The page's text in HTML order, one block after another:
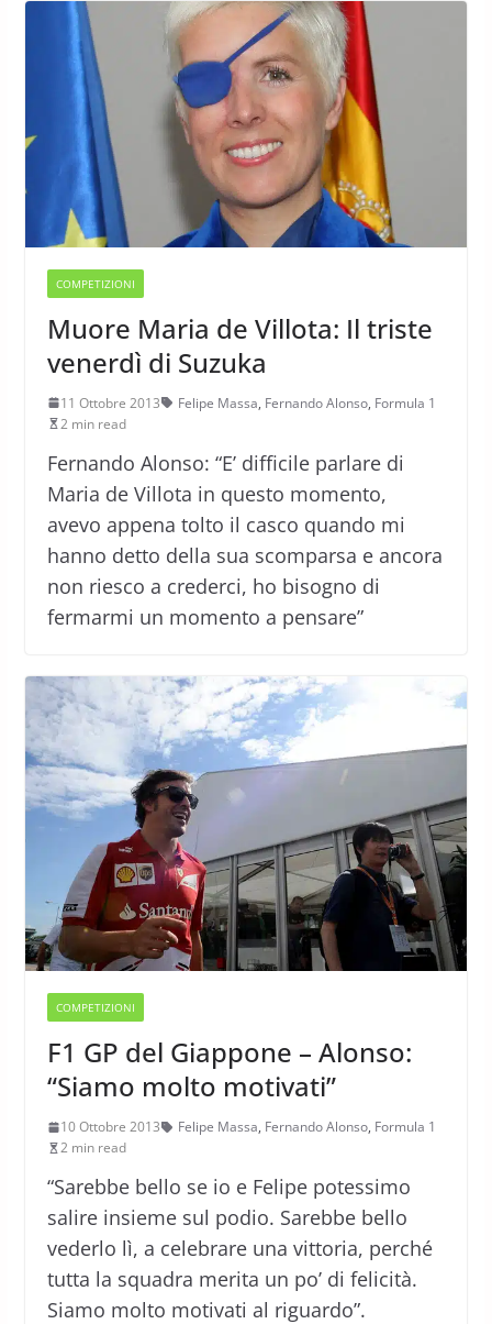
COMPETIZIONI
Muore Maria de Villota: Il triste
venerdì di Suzuka
11 Ottobre 2013 Felipe Massa, Fernando Alonso, Formula 1
2 min read
Fernando Alonso: “E’ difficile parlare di
Maria de Villota in questo momento,
avevo appena tolto il casco quando mi
hanno detto della sua scomparsa e ancora
non riesco a crederci, ho bisogno di
fermarmi un momento a pensare”
COMPETIZIONI
F1 GP del Giappone – Alonso:
“Siamo molto motivati”
10 Ottobre 2013 Felipe Massa, Fernando Alonso, Formula 1
2 min read
“Sarebbe bello se io e Felipe potessimo
salire insieme sul podio. Sarebbe bello
vederlo lì, a celebrare una vittoria, perché
tutta la squadra merita un po’ di felicità.
Siamo molto motivati al riguardo”.